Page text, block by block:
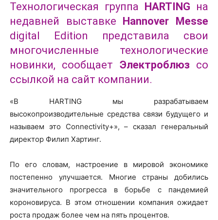
Технологическая группа HARTING на
недавней выставке Hannover Messe
digital Edition представила свои
многочисленные технологические
новинки, сообщает Электроблюз со
ссылкой на сайт компании.
«В HARTING мы разрабатываем
высокопроизводительные средства связи будущего и
называем это Connectivity+», – сказал генеральный
директор Филип Хартинг.
По его словам, настроение в мировой экономике
постепенно улучшается. Многие страны добились
значительного прогресса в борьбе с пандемией
короновируса. В этом отношении компания ожидает
роста продаж более чем на пять процентов.